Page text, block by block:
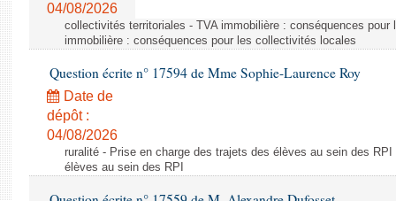
04/08/2026
collectivités territoriales - TVA immobilière : conséquences
immobilière : conséquences pour les collectivités locales
Question écrite n° 17594 de Mme Sophie-Laurence Roy
Date de
dépôt :
04/08/2026
ruralité - Prise en charge des trajets des élèves au sein des
élèves au sein des RPI